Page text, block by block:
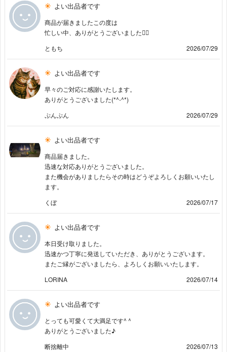
よい出品者です
商品が届きましたこの度は
忙しい中、ありがとうございました🙇‍♀️
ともち
2026/07/29
よい出品者です
早々のご対応に感謝いたします。
ありがとうございました(*^-^*)
ぷんぷん
2026/07/29
よい出品者です
商品届きました。
迅速な対応ありがとうございました。
また機会がありましたらその時はどうぞよろしくお願いいたし
ます。
くぼ
2026/07/17
よい出品者です
本日受け取りました。
迅速かつ丁寧に発送していただき、ありがとうございます。
またご縁がございましたら、よろしくお願いいたします。
LORINA
2026/07/14
よい出品者です
とっても可愛くて大満足です^ ^
ありがとうございました♪
断捨離中
2026/07/13